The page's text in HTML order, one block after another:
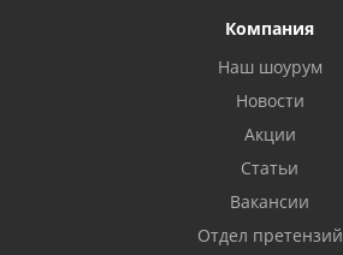
Компания
Наш шоурум
Новости
Акции
Статьи
Вакансии
Отдел претензий